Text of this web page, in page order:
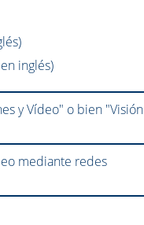
inglés)
y Vídeo" o bien "Visión
mediante redes